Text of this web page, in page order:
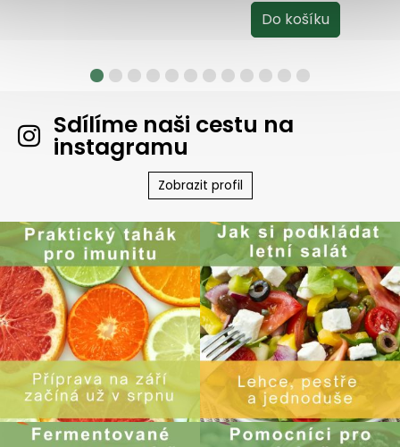
Sdílíme naši cestu na
instagramu
Zobrazit profil